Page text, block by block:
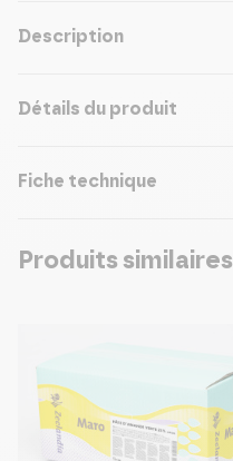
Description
Détails du produit
Fiche technique
Produits similaires